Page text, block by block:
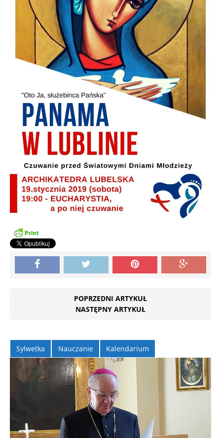
POPRZEDNI ARTYKUŁ
NASTĘPNY ARTYKUŁ
Sylwetka Nauczanie Kalendarium